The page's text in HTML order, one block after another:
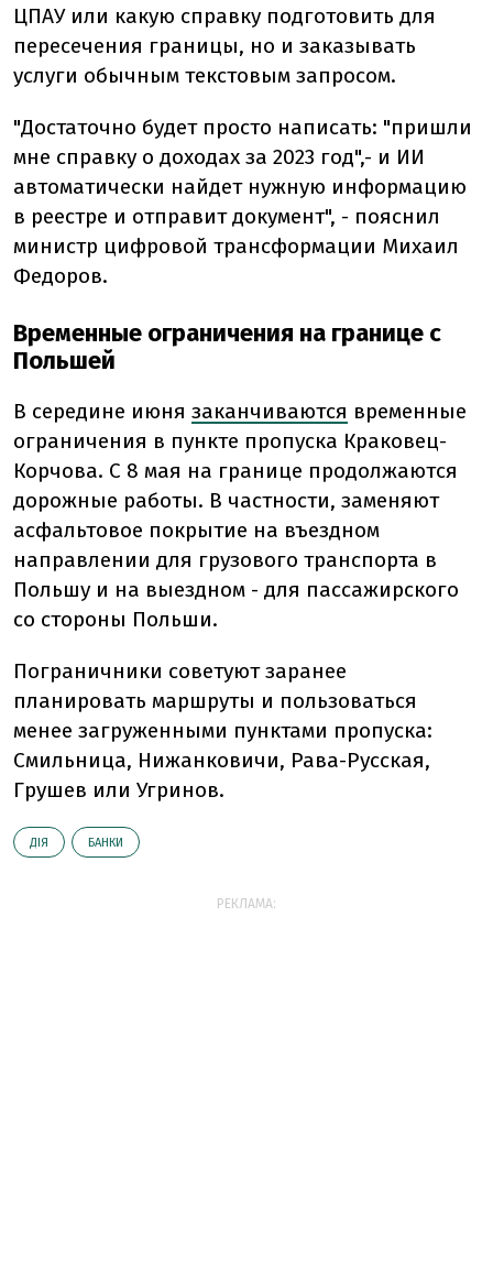
ЦПАУ или какую справку подготовить для
пересечения границы, но и заказывать
услуги обычным текстовым запросом.
"Достаточно будет просто написать: "пришли
мне справку о доходах за 2023 год",- и ИИ
автоматически найдет нужную информацию
в реестре и отправит документ", - пояснил
министр цифровой трансформации Михаил
Федоров.
Временные ограничения на границе с
Польшей
В середине июня заканчиваются временные
ограничения в пункте пропуска Краковец-
Корчова. С 8 мая на границе продолжаются
дорожные работы. В частности, заменяют
асфальтовое покрытие на въездном
направлении для грузового транспорта в
Польшу и на выездном - для пассажирского
со стороны Польши.
Пограничники советуют заранее
планировать маршруты и пользоваться
менее загруженными пунктами пропуска:
Смильница, Нижанковичи, Рава-Русская,
Грушев или Угринов.
ДІЯ БАНКИ
РЕКЛАМА: